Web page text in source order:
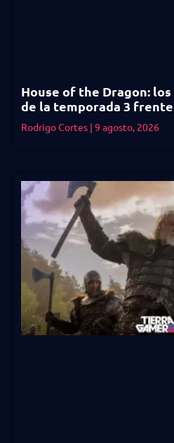
House of the Dragon:
de la temporada 3
Rodrigo Cortes 9 agosto, 2026